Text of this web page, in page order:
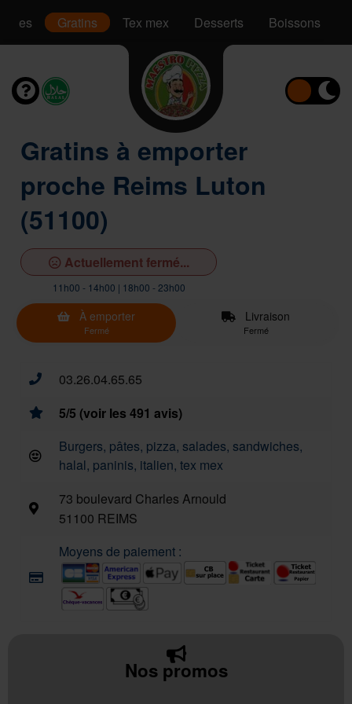
Pâtes Gratins Tex mex Desserts Boissons
Gratins à emporter
proche Reims Luton
(51100)
Actuellement fermé...
11h00 - 14h00 | 18h00 - 23h00
À emporter
Fermé
Livraison
Fermé
03.26.04.65.65
5/5 (voir les 491 avis)
Burgers, pâtes, pizza, salades, sandwiches,
halal, paninis, italien, tex mex
73 boulevard Charles Arnould
51100 REIMS
Moyens de paiement :
Nos promos